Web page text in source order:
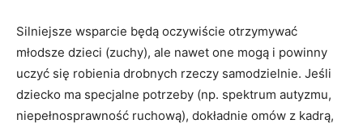
Silniejsze wsparcie będą oczywiście otrzymywać
młodsze dzieci (zuchy), ale nawet one mogą i powinny
uczyć się robienia drobnych rzeczy samodzielnie. Jeśli
dziecko ma specjalne potrzeby (np. spektrum autyzmu,
niepełnosprawność ruchową), dokładnie omów z kadrą,